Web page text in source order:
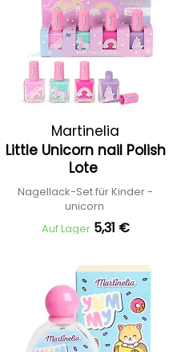
Martinelia
Little Unicorn nail Polish
Lote
Nagellack-Set für Kinder -
unicorn
Auf Lager 5,31 €